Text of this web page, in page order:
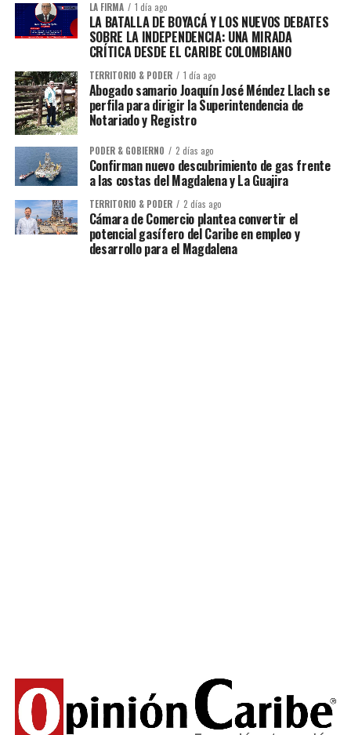
LA FIRMA 1 día ago
LA BATALLA DE BOYACÁ Y LOS NUEVOS DEBATES
SOBRE LA INDEPENDENCIA: UNA MIRADA
CRÍTICA DESDE EL CARIBE COLOMBIANO
TERRITORIO & PODER 1 día ago
Abogado samario Joaquín José Méndez Llach se
perfila para dirigir la Superintendencia de
Notariado y Registro
PODER & GOBIERNO 2 días ago
Confirman nuevo descubrimiento de gas frente
a las costas del Magdalena y La Guajira
TERRITORIO & PODER 2 días ago
Cámara de Comercio plantea convertir el
potencial gasífero del Caribe en empleo y
desarrollo para el Magdalena